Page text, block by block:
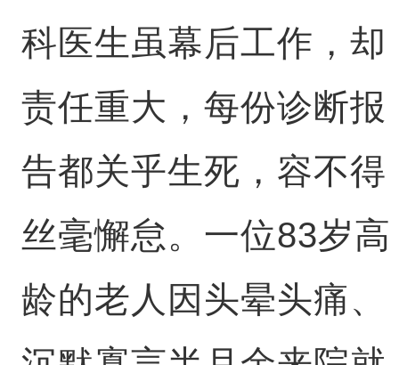
科医生虽幕后工作，却
责任重大，每份诊断报
告都关乎生死，容不得
丝毫懈怠。一位83岁高
龄的老人因头晕头痛、